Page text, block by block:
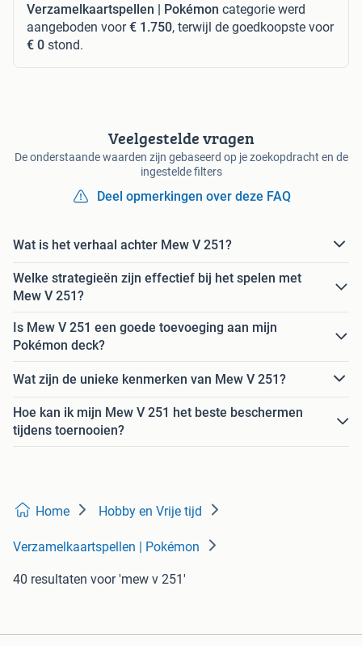
Verzamelkaartspellen | Pokémon categorie werd
aangeboden voor€ 1.750, terwijl de goedkoopste voor
€ 0 stond.
Veelgestelde vragen
De onderstaande waarden zijn gebaseerd op je zoekopdracht en de
ingestelde filters
Deel opmerkingen over deze FAQ
Wat is het verhaal achter Mew V 251?
Welke strategieën zijn effectief bij het spelen met
Mew V 251?
Is Mew V 251 een goede toevoeging aan mijn
Pokémon deck?
Wat zijn de unieke kenmerken van Mew V 251?
Hoe kan ik mijn Mew V 251 het beste beschermen
tijdens toernooien?
Home Hobby en Vrije tijd
Verzamelkaartspellen | Pokémon
40 resultaten voor 'mew v 251'